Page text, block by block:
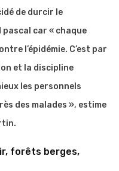
de durcir le
pascal car « chaque
l’épidémie. C’est par
et la discipline
les personnels
des malades », estime
forêts berges,